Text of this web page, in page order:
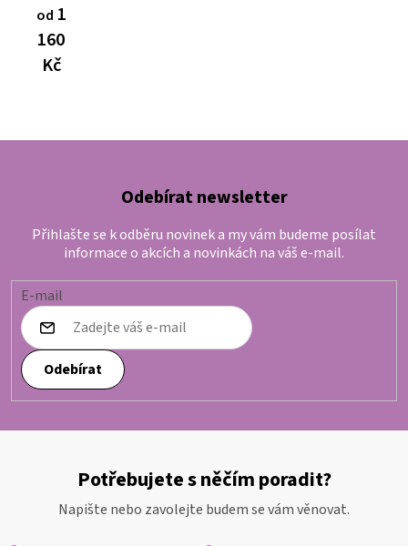
od 1
160
Kč
Odebírat newsletter
Přihlašte se k odběru novinek a my vám budeme posílat
informace o akcích a novinkách na váš e-mail.
E-mail
Odebírat
Potřebujete s něčím poradit?
Napište nebo zavolejte budem se vám věnovat.